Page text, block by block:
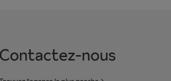
Contactez-nous